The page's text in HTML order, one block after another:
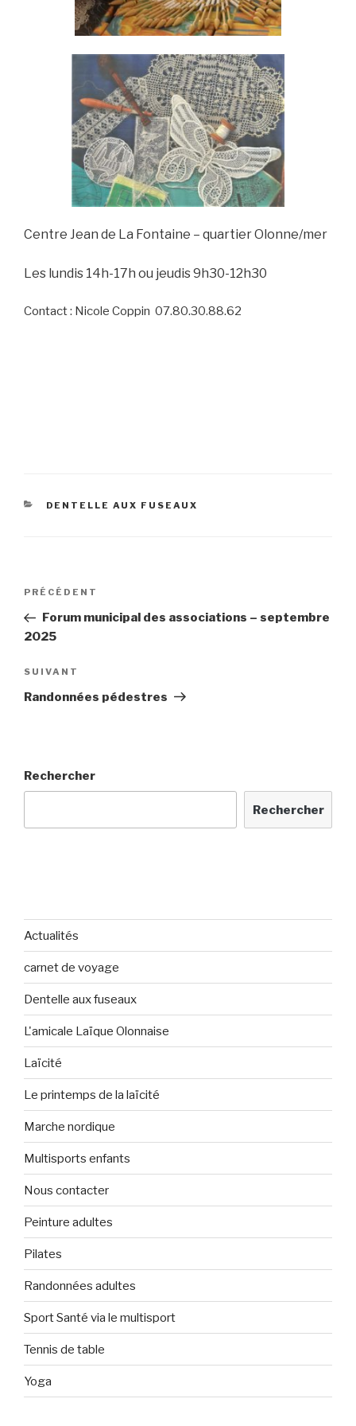
Centre Jean de La Fontaine – quartier Olonne/mer
Les lundis 14h-17h ou jeudis 9h30-12h30
Contact : Nicole Coppin 07.80.30.88.62
CATÉGORIES
DENTELLE AUX FUSEAUX
Navigation
l’article
Article
précédent
PRÉCÉDENT
Forum municipal des associations – septembre
2025
Article
suivant
SUIVANT
Randonnées pédestres
Rechercher
Rechercher
Actualités
carnet de voyage
Dentelle aux fuseaux
L'amicale Laïque Olonnaise
Laïcité
Le printemps de la laïcité
Marche nordique
Multisports enfants
Nous contacter
Peinture adultes
Pilates
Randonnées adultes
Sport Santé via le multisport
Tennis de table
Yoga